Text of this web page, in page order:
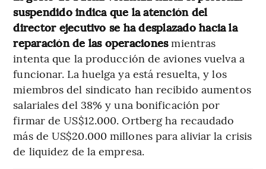
suspendido indica que la atención del
director ejecutivo se ha desplazado hacia la
reparación de las operacionesmientras
intenta que la producción de aviones vuelva a
funcionar. La huelga ya está resuelta, y los
miembros del sindicato han recibido aumentos
salariales del 38% y una bonificación por
firmar de US$12.000. Ortberg ha recaudado
más de US$20.000 millones para aliviar la crisis
de liquidez de la empresa.